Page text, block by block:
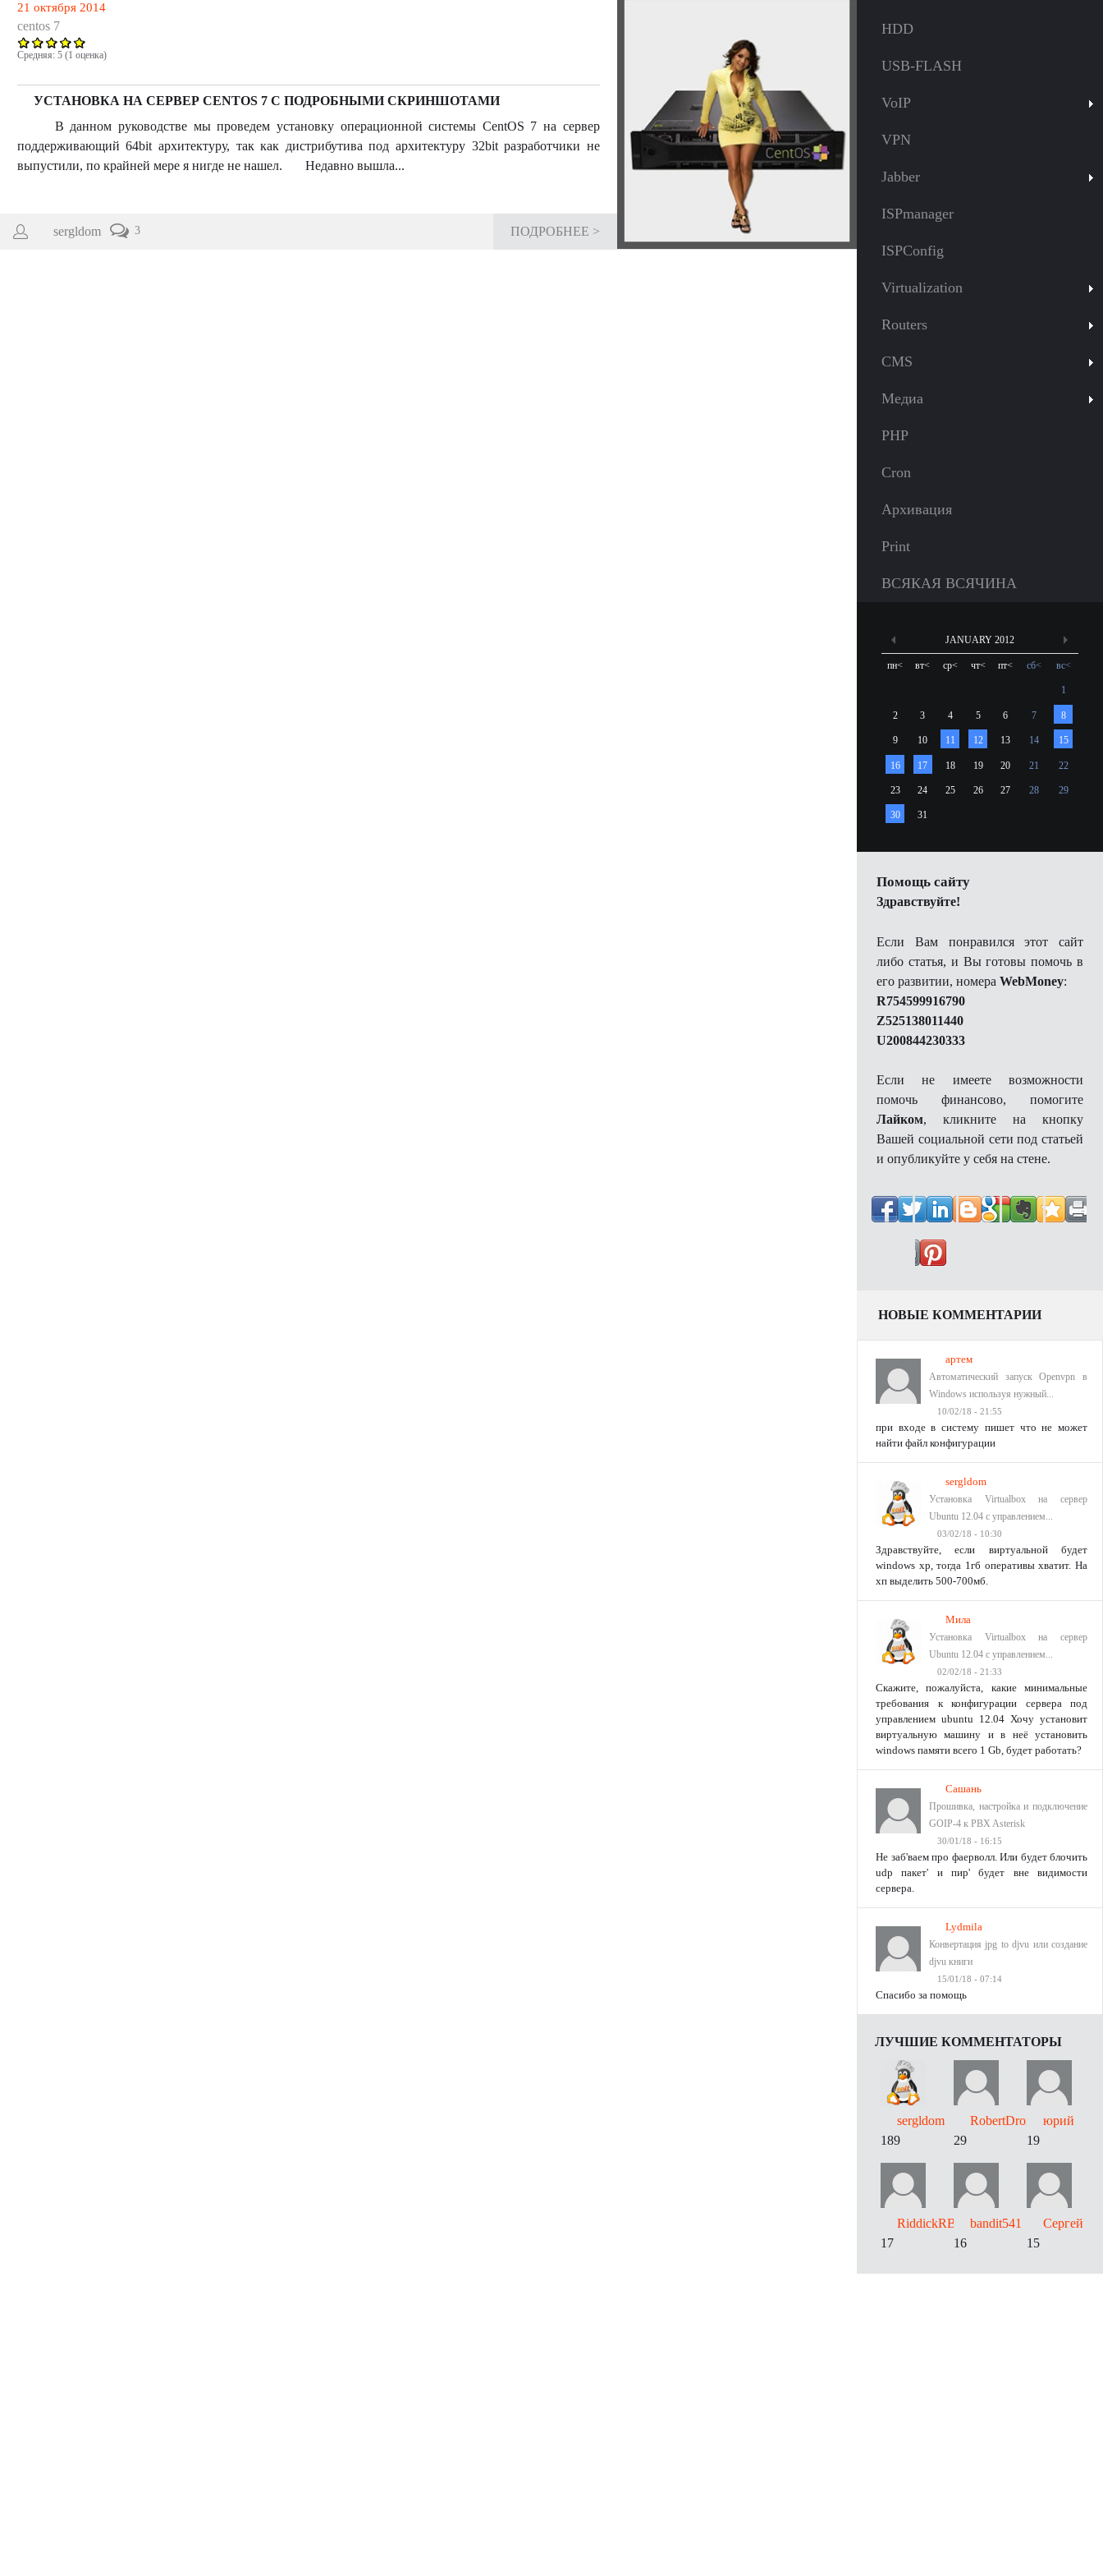
21 октября 2014
centos 7
Средняя: 5 (1 оценка)
УСТАНОВКА НА СЕРВЕР CENTOS 7 C ПОДРОБНЫМИ СКРИНШОТАМИ
В данном руководстве мы проведем установку операционной системы CentOS 7 на сервер
поддерживающий 64bit архитектуру, так как дистрибутива под архитектуру 32bit разработчики не
выпустили, по крайней мере я нигде не нашел. Недавно вышла...
sergldom ПОДРОБНЕЕ >
3
HDD
USB-FLASH
VoIP
VPN
Jabber
ISPmanager
ISPConfig
Virtualization
Routers
CMS
Медиа
PHP
Cron
Архивация
Print
ВСЯКАЯ ВСЯЧИНА
пн< вт< ср< чт< пт< сб< вс<
1
2 3 4 5 6 7 8
9 10 11 12 13 14 15
16 17 18 19 20 21 22
23 24 25 26 27 28 29
30 31
JANUARY 2012
Помощь сайту
Здравствуйте!
Если Вам понравился этот сайт
либо статья, и Вы готовы помочь в
его развитии, номера WebMoney:
R754599916790
Z525138011440
U200844230333
Если не имеете возможности
помочь финансово, помогите
Лайком, кликните на кнопку
Вашей социальной сети под статьей
и опубликуйте у себя на стене.
НОВЫЕ КОММЕНТАРИИ
артем
Автоматический запуск Openvpn в
Windows используя нужный...
10/02/18 - 21:55
при входе в систему пишет что не может
найти файл конфигурации
sergldom
Установка Virtualbox на сервер
Ubuntu 12.04 с управлением...
03/02/18 - 10:30
Здравствуйте, если виртуальной будет
windows xp, тогда 1гб оперативы хватит. На
хп выделить 500-700мб.
Мила
Установка Virtualbox на сервер
Ubuntu 12.04 с управлением...
02/02/18 - 21:33
Скажите, пожалуйста, какие минимальные
требования к конфигурации сервера под
управлением ubuntu 12.04 Хочу установит
виртуальную машину и в неё установить
windows памяти всего 1 Gb, будет работать?
Сашань
Прошивка, настройка и подключение
GOIP-4 к PBX Asterisk
30/01/18 - 16:15
Не заб'ваем про фаерволл. Или будет блочить
udp пакет' и пир' будет вне видимости
сервера.
Lydmila
Конвертация jpg to djvu или создание
djvu книги
15/01/18 - 07:14
Спасибо за помощь
ЛУЧШИЕ КОММЕНТАТОРЫ
sergldom
189
RobertDrori
29
юрий
19
RiddickRB
17
bandit541
16
Сергей
15